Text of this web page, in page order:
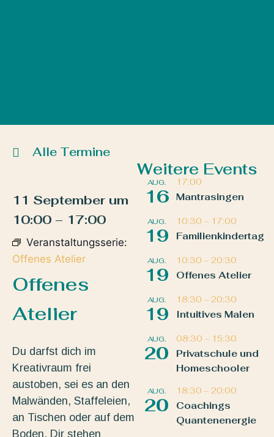
Alle Termine
11 September um
10:00 – 17:00
Veranstaltungsserie:
Offenes Atelier
Offenes
Atelier
Du darfst dich im
Kreativraum frei
austoben, sei es an den
Malwänden, Staffeleien,
an Tischen oder auf dem
Boden. Dir stehen
Weitere Events
AUG.
16
17:00
Mantrasingen
AUG.
19
10:30 – 17:00
Familienkindertag
AUG.
19
10:30 – 20:30
Offenes Atelier
AUG.
19
18:30 – 20:30
Intuitives Malen
AUG.
20
08:30 – 15:30
Privatschule und
Homeschooler
AUG.
20
18:30 – 20:00
Coachings
Quantenenergie